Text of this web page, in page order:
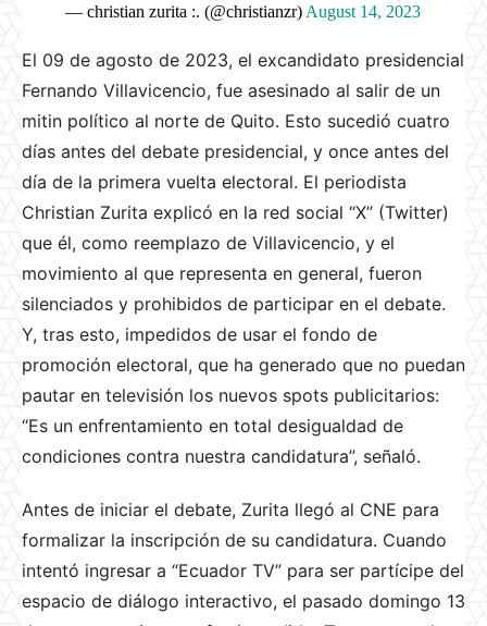
— christian zurita :. (@christianzr)August 14, 2023
El 09 de agosto de 2023, el excandidato presidencial
Fernando Villavicencio, fue asesinado al salir de un
mitin político al norte de Quito. Esto sucedió cuatro
días antes del debate presidencial, y once antes del
día de la primera vuelta electoral. El periodista
Christian Zurita explicó en la red social “X” (Twitter)
que él, como reemplazo de Villavicencio, y el
movimiento al que representa en general, fueron
silenciados y prohibidos de participar en el debate.
Y, tras esto, impedidos de usar el fondo de
promoción electoral, que ha generado que no puedan
pautar en televisión los nuevos spots publicitarios:
“Es un enfrentamiento en total desigualdad de
condiciones contra nuestra candidatura”, señaló.
Antes de iniciar el debate, Zurita llegó al CNE para
formalizar la inscripción de su candidatura. Cuando
intentó ingresar a “Ecuador TV” para ser partícipe del
espacio de diálogo interactivo, el pasado domingo 13